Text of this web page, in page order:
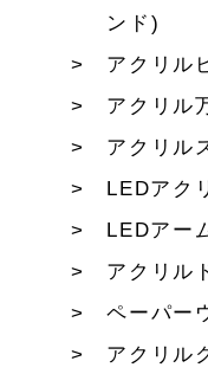
ンド)
アクリル
アクリル
アクリル
LEDアク
LEDアー
アクリル
ペーパー
アクリル